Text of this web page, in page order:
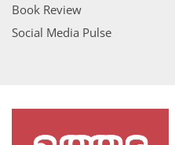
Book Review
Social Media Pulse